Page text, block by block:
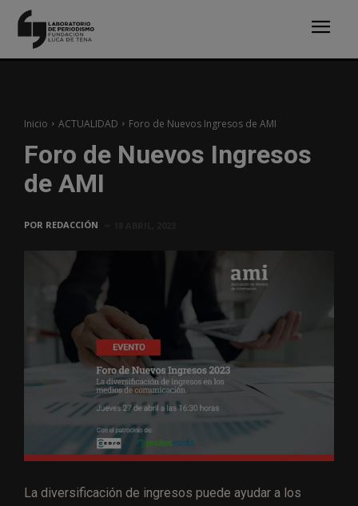
Inicio ACTUALIDAD Foro de Nuevos Ingresos de AMI
Foro de Nuevos Ingresos
de AMI
POR REDACCIÓN
La diversificación de ingresos puede ayudar a los